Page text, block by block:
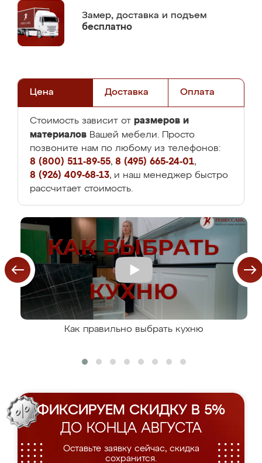
Замер, доставка и подъем
бесплатно
Цена Доставка Оплата
Стоимость зависит от размеров и
материалов Вашей мебели. Просто
позвоните нам по любому из телефонов:
8 (800) 511-89-55, 8 (495) 665-24-01,
8 (926) 409-68-13, и наш менеджер быстро
рассчитает стоимость.
Как правильно выбрать кухню
ФИКСИРУЕМ СКИДКУ В 5%
ДО КОНЦА АВГУСТА
Оставьте заявку сейчас, скидка
сохранится.